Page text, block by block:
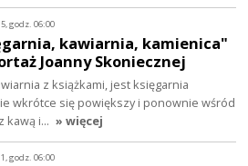
godz. 06:00
kawiarnia, kamienica"
Joanny Skoniecznej
z książkami, jest księgarnia
wkrótce się powiększy i ponownie wśród
kawą i… » więcej
godz. 06:00